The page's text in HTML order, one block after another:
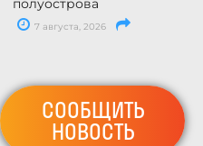
полуострова
7 августа, 2026
СООБЩИТЬ
НОВОСТЬ